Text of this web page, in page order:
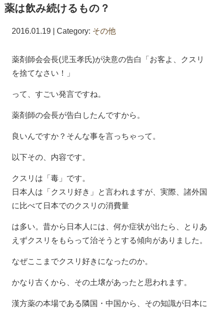
薬は飲み続けるもの？
2016.01.19 | Category: その他
薬剤師会会長(児玉孝氏)が決意の告白「お客よ、クスリ
を捨てなさい！」
って、すごい発言ですね。
薬剤師の会長が告白したんですから。
良いんですか？そんな事を言っちゃって。
以下その、内容です。
クスリは「毒」です。
日本人は「クスリ好き」と言われますが、実際、諸外国
に比べて日本でのクスリの消費量
は多い。昔から日本人には、何か症状が出たら、とりあ
えずクスリをもらって治そうとする傾向がありました。
なぜここまでクスリ好きになったのか。
かなり古くから、その土壌があったと思われます。
漢方薬の本場である隣国・中国から、その知識が日本に